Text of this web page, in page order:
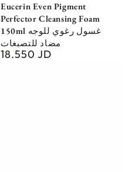
Eucerin Even Pigment
Perfector Cleansing Foam
150ml غسول رغوي للوجه
مضاد للتصبغات
Regular
18.550 JD